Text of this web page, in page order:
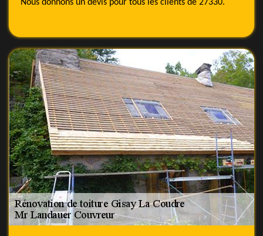
Nous donnons un devis pour tous les clients de 27330.